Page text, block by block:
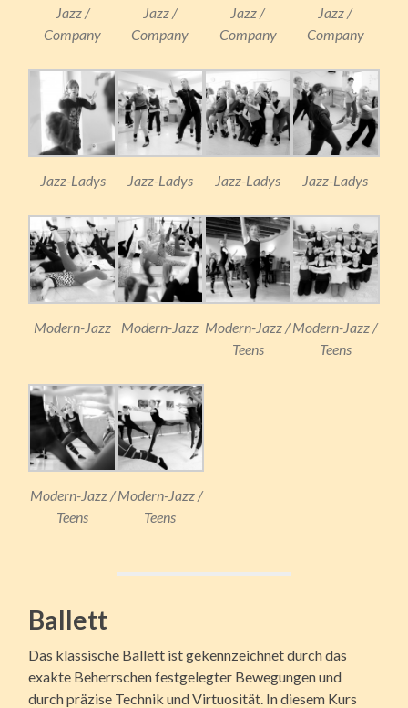
Jazz /
Company
Jazz /
Company
Jazz /
Company
Jazz /
Company
Jazz-Ladys Jazz-Ladys Jazz-Ladys Jazz-Ladys
Modern-Jazz Modern-Jazz Modern-Jazz /
Teens
Modern-Jazz /
Teens
Modern-Jazz /
Teens
Modern-Jazz /
Teens
Ballett
Das klassische Ballett ist gekennzeichnet durch das
exakte Beherrschen festgelegter Bewegungen und
durch präzise Technik und Virtuosität. In diesem Kurs